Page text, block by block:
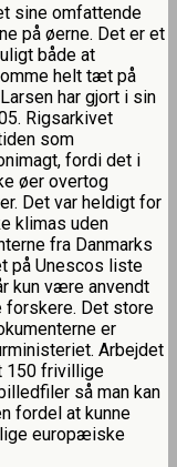
sine omfattende
på øerne. Det er et
både at
helt tæt på
har gjort i sin
Rigsarkivet
som
fordi det i
øer overtog
Det var heldigt for
klimas uden
fra Danmarks
på Unescos liste
kun være anvendt
Det store
er
Arbejdet
150 frivillige
så man kan
fordel at kunne
europæiske